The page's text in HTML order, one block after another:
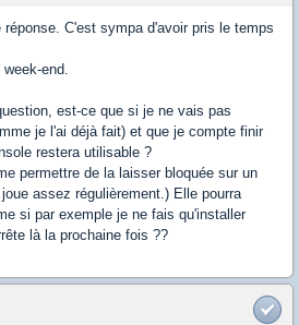
réponse. C'est sympa d'avoir pris le temps
end.
est-ce que si je ne vais pas
je l'ai déjà fait) et que je compte finir
restera utilisable ?
permettre de la laisser bloquée sur un
assez régulièrement.) Elle pourra
si par exemple je ne fais qu'installer
là la prochaine fois ??